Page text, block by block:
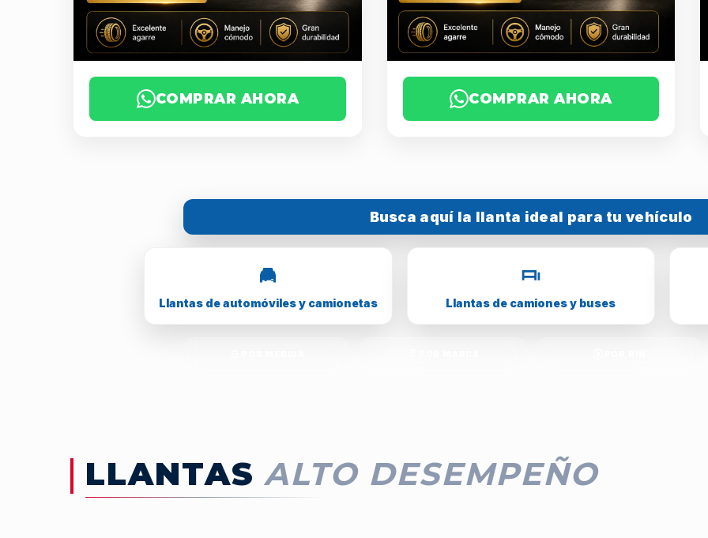
COMPRAR AHORA COMPRAR AHORA
Busca aquí la llanta ideal para tu vehículo
Llantas de automóviles y camionetas Llantas de camiones y buses
LLANTAS ALTO DESEMPEÑO